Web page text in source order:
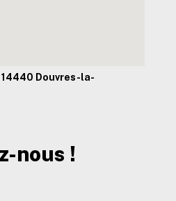
14440 Douvres-la-
nous !